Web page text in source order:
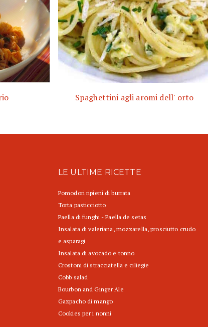
Spaghettini agli aromi dell' orto
LE ULTIME RICETTE
Pomodori ripieni di burrata
Torta pasticciotto
Paella di funghi - Paella de setas
Insalata di valeriana, mozzarella, prosciutto crudo
e asparagi
Insalata di avocado e tonno
Crostoni di stracciatella e ciliegie
Cobb salad
Bourbon and Ginger Ale
Gazpacho di mango
Cookies per i nonni